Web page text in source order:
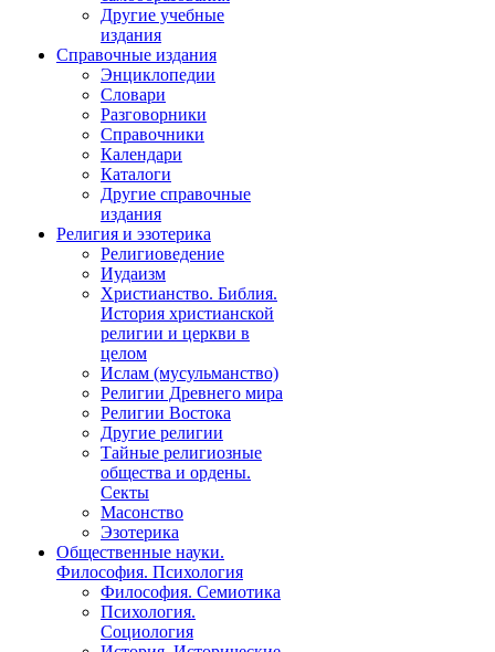
Другие учебные
издания
Справочные издания
Энциклопедии
Словари
Разговорники
Справочники
Календари
Каталоги
Другие справочные
издания
Религия и эзотерика
Религиоведение
Иудаизм
Христианство. Библия.
История христианской
религии и церкви в
целом
Ислам (мусульманство)
Религии Древнего мира
Религии Востока
Другие религии
Тайные религиозные
общества и ордены.
Секты
Масонство
Эзотерика
Общественные науки.
Философия. Психология
Философия. Семиотика
Психология.
Социология